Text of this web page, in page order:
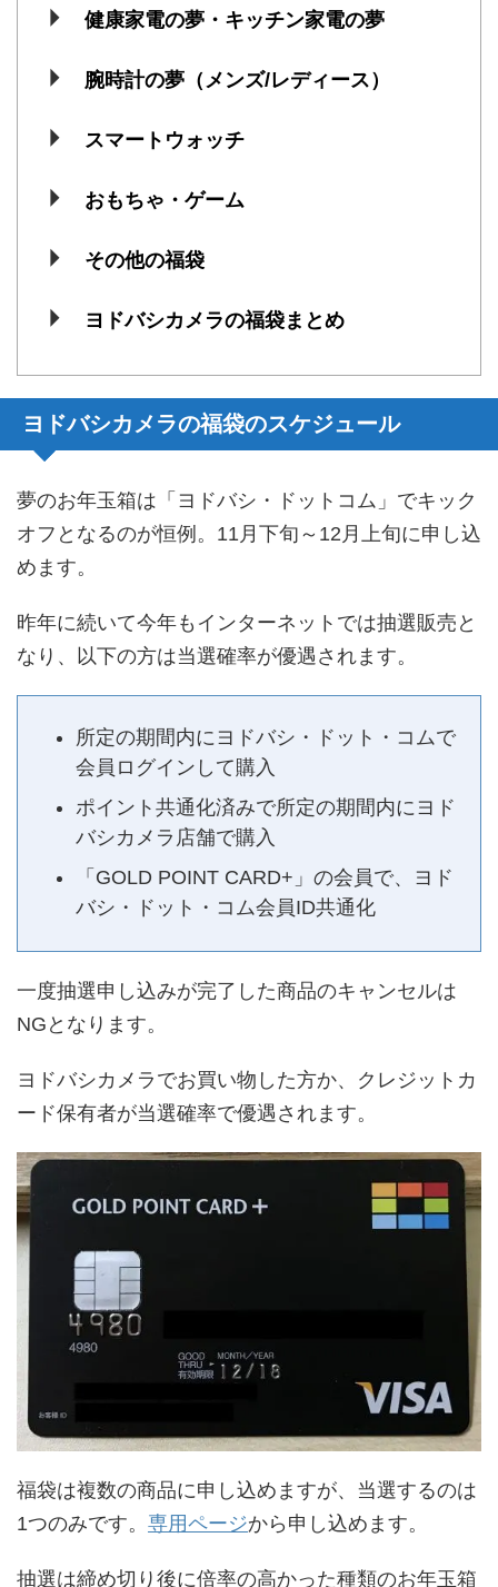
健康家電の夢・キッチン家電の夢
腕時計の夢（メンズ/レディース）
スマートウォッチ
おもちゃ・ゲーム
その他の福袋
ヨドバシカメラの福袋まとめ
ヨドバシカメラの福袋のスケジュール
夢のお年玉箱は「ヨドバシ・ドットコム」でキック
オフとなるのが恒例。11月下旬～12月上旬に申し込
めます。
昨年に続いて今年もインターネットでは抽選販売と
なり、以下の方は当選確率が優遇されます。
所定の期間内にヨドバシ・ドット・コムで
会員ログインして購入
ポイント共通化済みで所定の期間内にヨド
バシカメラ店舗で購入
「GOLD POINT CARD+」の会員で、ヨド
バシ・ドット・コム会員ID共通化
一度抽選申し込みが完了した商品のキャンセルは
NGとなります。
ヨドバシカメラでお買い物した方か、クレジットカ
ード保有者が当選確率で優遇されます。
福袋は複数の商品に申し込めますが、当選するのは
1つのみです。 専用ページから申し込めます。
抽選は締め切り後に倍率の高かった種類のお年玉箱